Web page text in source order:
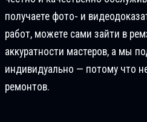
получаете фото- и
работ, можете сами зайти в
аккуратности мастеров, а мы
индивидуально — потому что
ремонтов.